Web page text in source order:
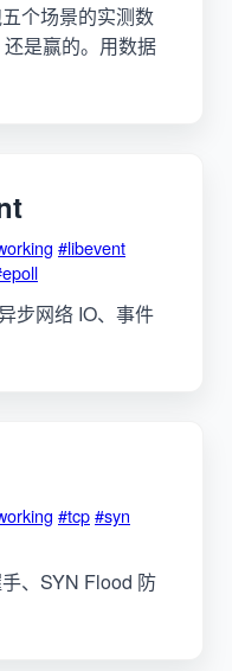
个场景的实测数
是赢的。用数据
#libevent
步网络 IO、事件
#tcp#syn
、SYN Flood 防